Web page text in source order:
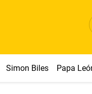
Simon Biles Papa